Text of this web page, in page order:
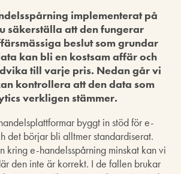
implementerat på
säkerställa att den fungerar
beslut som grundar
kan bli en kostsam affär och
till varje pris. Nedan går vi
kontrollera att den data som
verkligen stämmer.
byggt in stöd för e-
det börjar bli alltmer standardiserat.
kring e-handelsspårning minskat kan vi
den inte är korrekt. I de fallen brukar